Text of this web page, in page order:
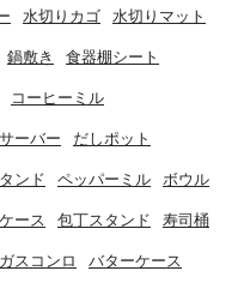
水切りカゴ 水切りマット
鍋敷き 食器棚シート
コーヒーミル
ーバー だしポット
ンド ペッパーミル ボウル
ース 包丁スタンド 寿司桶
スコンロ バターケース